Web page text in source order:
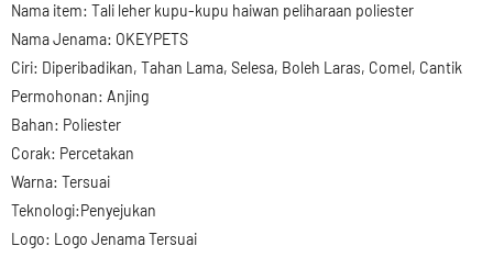
Nama item: Tali leher kupu-kupu haiwan peliharaan poliester
Nama Jenama: OKEYPETS
Ciri: Diperibadikan, Tahan Lama, Selesa, Boleh Laras, Comel, Cantik
Permohonan: Anjing
Bahan: Poliester
Corak: Percetakan
Warna: Tersuai
Teknologi:Penyejukan
Logo: Logo Jenama Tersuai